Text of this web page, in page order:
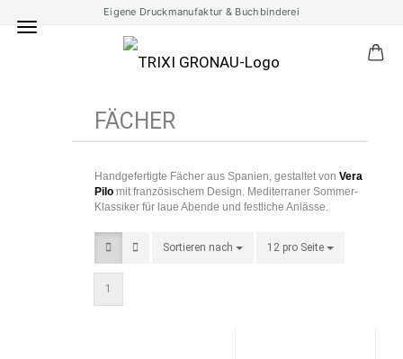
Eigene Druckmanufaktur & Buchbinderei
FÄCHER
Handgefertigte Fächer aus Spanien, gestaltet vonVera
Pilo mit französischem Design. Mediterraner Sommer-
Klassiker für laue Abende und festliche Anlässe.
Sortieren nach
Sortieren nach 12 pro Seite
pro Seite
1